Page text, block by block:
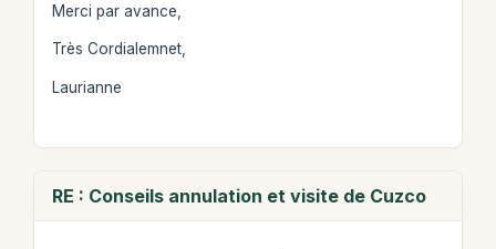
Merci par avance,
Très Cordialemnet,
Laurianne
RE : Conseils annulation et visite de Cuzco